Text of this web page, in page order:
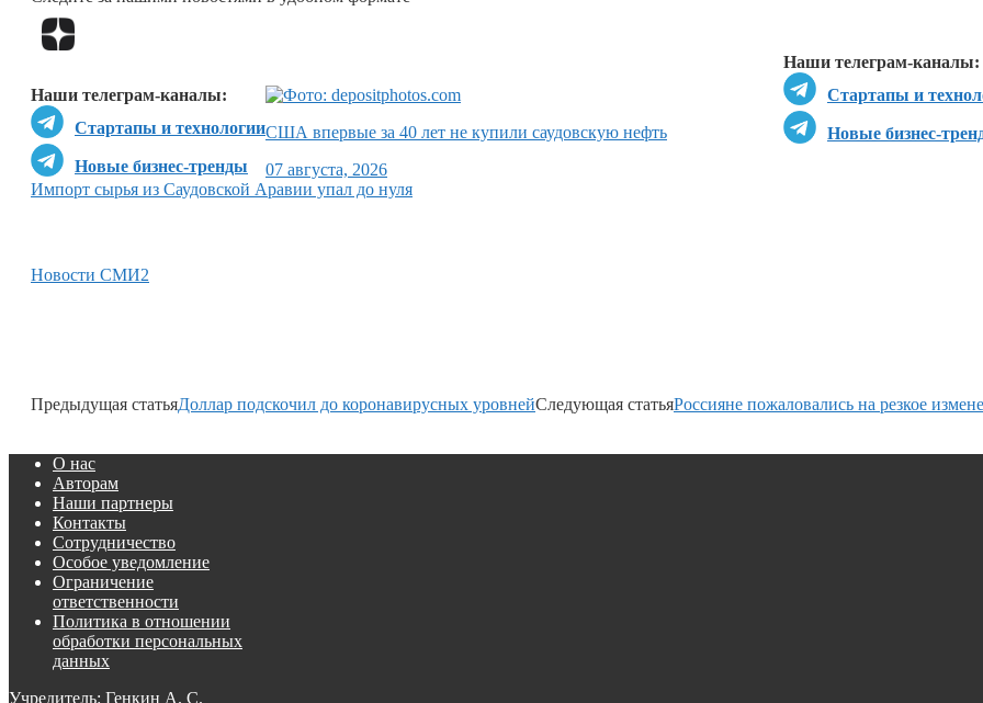
Наши телеграм-каналы:
Стартапы и
Новые бизнес-
Наши телеграм-каналы:
Стартапы и технологии
Новые бизнес-тренды
США впервые за 40 лет не купили саудовскую нефть
07 августа, 2026
Импорт сырья из Саудовской Аравии упал до нуля
Новости СМИ2
Предыдущая статьяДоллар подскочил до коронавирусных уровнейСледующая статьяРоссияне пожаловались на резкое
О нас
Авторам
Наши партнеры
Контакты
Сотрудничество
Особое уведомление
Ограничение
ответственности
Политика в отношении
обработки персональных
данных
Учредитель: Генкин А. С.